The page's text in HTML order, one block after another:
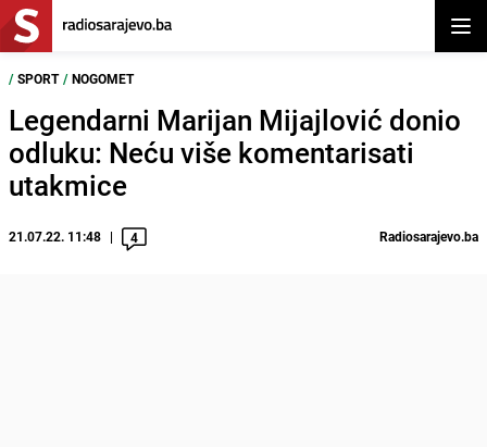
/ SPORT / NOGOMET
Legendarni Marijan Mijajlović donio
odluku: Neću više komentarisati
utakmice
21.07.22. 11:48 4 Radiosarajevo.ba